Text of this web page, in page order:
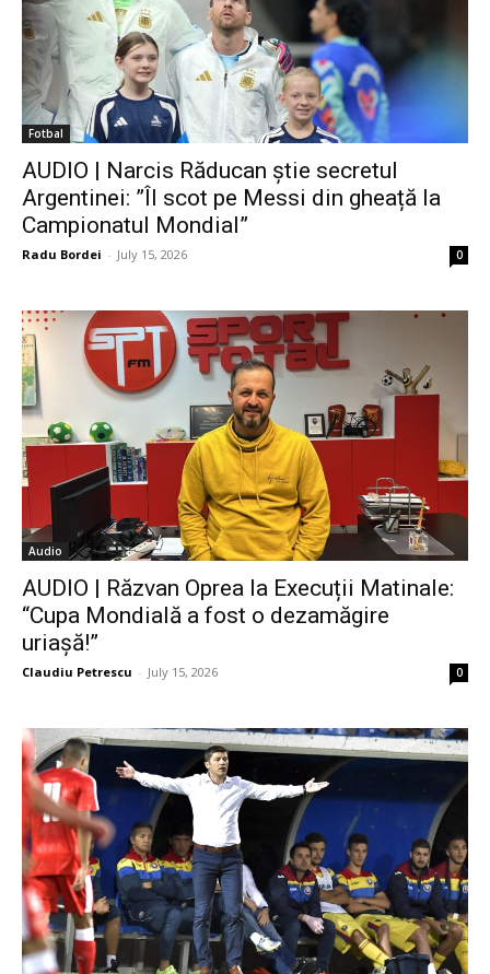
Fotbal
AUDIO | Narcis Răducan știe secretul
Argentinei: ”Îl scot pe Messi din gheață la
Campionatul Mondial”
Radu Bordei - July 15, 2026 0
Audio
AUDIO | Răzvan Oprea la Execuții Matinale:
“Cupa Mondială a fost o dezamăgire
uriașă!”
Claudiu Petrescu - July 15, 2026 0